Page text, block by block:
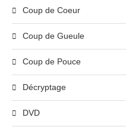
Coup de Coeur
Coup de Gueule
Coup de Pouce
Décryptage
DVD